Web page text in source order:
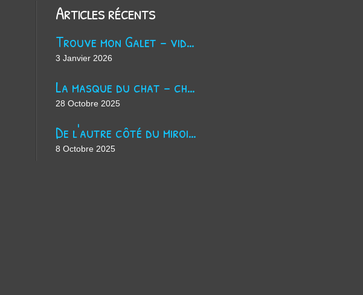
Articles récents
Trouve mon Galet - vidéo Youtube
3 Janvier 2026
La masque du chat - chanson d'Halloween
28 Octobre 2025
De l'autre côté du miroir - chanson suno ai
8 Octobre 2025